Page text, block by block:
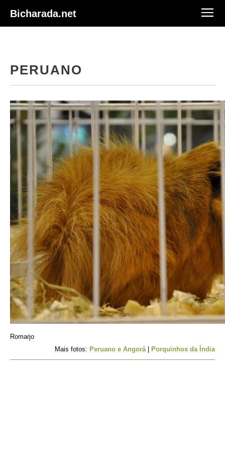
Bicharada.net
PERUANO
Romarjo
Mais fotos: Peruano e Angorá| Porquinhos da Índia